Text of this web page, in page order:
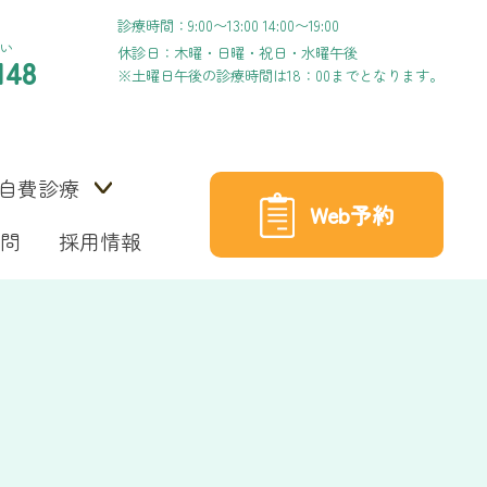
診療時間：9:00〜13:00 14:00〜19:00
休診日：木曜・日曜・祝日・水曜午後
※土曜日午後の診療時間は18：00までとなります。
Web予約
費診療
採用情報